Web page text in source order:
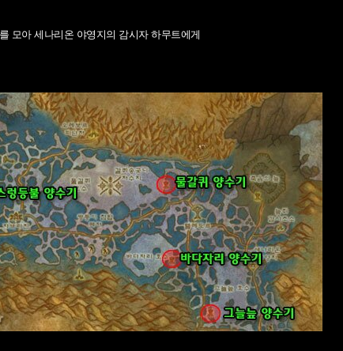
모아 세나리온 야영지의 감시자 하무트에게